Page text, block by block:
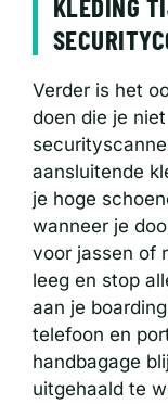
KLEDING
Verder is het
doen die je
aansluitende
je hoge
wanneer je
voor jassen of
leeg en stop
aan je
telefoon en
handbagage
uitgehaald te